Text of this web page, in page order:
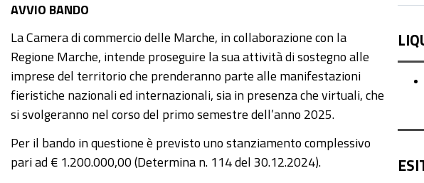
AVVIO BANDO
La Camera di commercio delle Marche, in collaborazione con la
Regione Marche, intende proseguire la sua attività di sostegno alle
imprese del territorio che prenderanno parte alle manifestazioni
fieristiche nazionali ed internazionali, sia in presenza che virtuali, che
si svolgeranno nel corso del primo semestre dell’anno 2025.
Per il bando in questione è previsto uno stanziamento complessivo
pari ad € 1.200.000,00 (Determina n. 114 del 30.12.2024).